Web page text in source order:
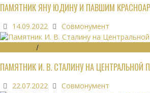
ПАМЯТНИК ЯНУ ЮДИНУ И ПАВШИМ
14.09.2022 Совмонумент
/
ПАМЯТНИК И. В. СТАЛИНУ НА
22.07.2022 Совмонумент